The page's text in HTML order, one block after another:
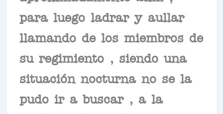
para luego ladrar y aullar
llamando de los miembros de
su regimiento , siendo una
situación nocturna no se la
pudo ir a buscar , a la